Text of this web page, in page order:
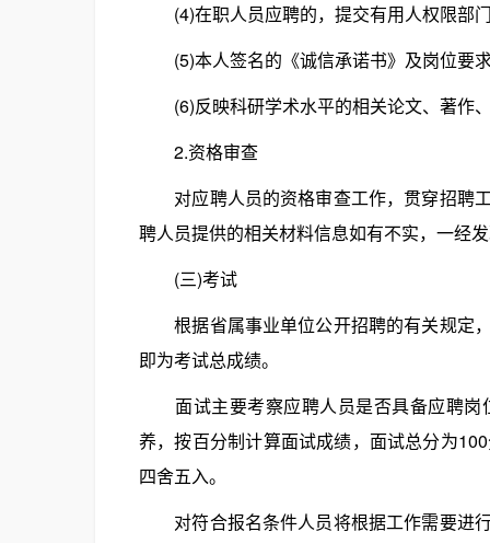
(4)在职人员应聘的，提交有用人权限部
(5)本人签名的《诚信承诺书》及岗位要
(6)反映科研学术水平的相关论文、著作
2.资格审查
对应聘人员的资格审查工作，贯穿招聘
聘人员提供的相关材料信息如有不实，一经
(三)考试
根据省属事业单位公开招聘的有关规定
即为考试总成绩。
面试主要考察应聘人员是否具备应聘岗
养，按百分制计算面试成绩，面试总分为
四舍五入。
对符合报名条件人员将根据工作需要进